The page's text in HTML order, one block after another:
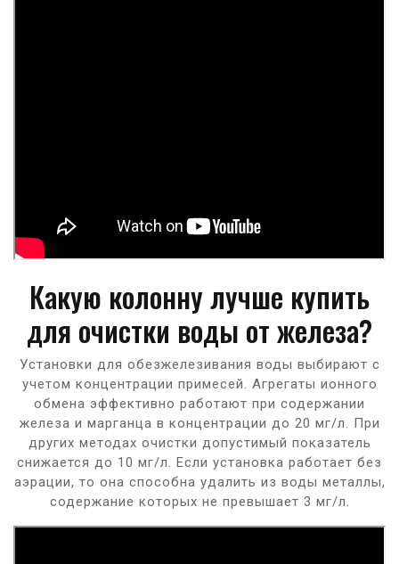
Какую колонну лучше купить
для очистки воды от железа?
Установки для обезжелезивания воды выбирают с
учетом концентрации примесей. Агрегаты ионного
обмена эффективно работают при содержании
железа и марганца в концентрации до 20 мг/л. При
других методах очистки допустимый показатель
снижается до 10 мг/л. Если установка работает без
аэрации, то она способна удалить из воды металлы,
содержание которых не превышает 3 мг/л.